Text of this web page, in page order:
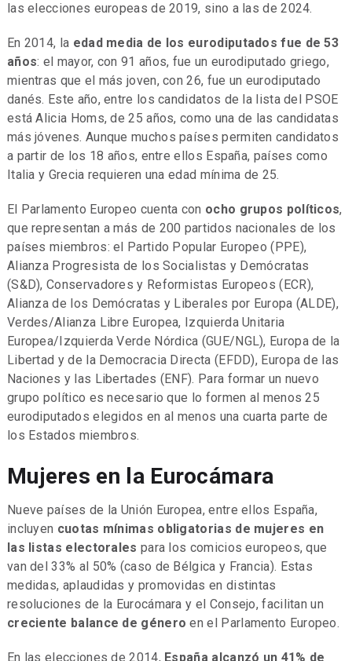
las elecciones europeas de 2019, sino a las de 2024.
En 2014, la edad media de los eurodiputados fue de 53
años: el mayor, con 91 años, fue un eurodiputado griego,
mientras que el más joven, con 26, fue un eurodiputado
danés. Este año, entre los candidatos de la lista del PSOE
está Alicia Homs, de 25 años, como una de las candidatas
más jóvenes. Aunque muchos países permiten candidatos
a partir de los 18 años, entre ellos España, países como
Italia y Grecia requieren una edad mínima de 25.
El Parlamento Europeo cuenta con ocho grupos políticos,
que representan a más de 200 partidos nacionales de los
países miembros: el Partido Popular Europeo (PPE),
Alianza Progresista de los Socialistas y Demócratas
(S&D), Conservadores y Reformistas Europeos (ECR),
Alianza de los Demócratas y Liberales por Europa (ALDE),
Verdes/Alianza Libre Europea, Izquierda Unitaria
Europea/Izquierda Verde Nórdica (GUE/NGL), Europa de la
Libertad y de la Democracia Directa (EFDD), Europa de las
Naciones y las Libertades (ENF). Para formar un nuevo
grupo político es necesario que lo formen al menos 25
eurodiputados elegidos en al menos una cuarta parte de
los Estados miembros.
Mujeres en la Eurocámara
Nueve países de la Unión Europea, entre ellos España,
incluyen cuotas mínimas obligatorias de mujeres en
las listas electorales para los comicios europeos, que
van del 33% al 50% (caso de Bélgica y Francia). Estas
medidas, aplaudidas y promovidas en distintas
resoluciones de la Eurocámara y el Consejo, facilitan un
creciente balance de géneroen el Parlamento Europeo.
En las elecciones de 2014, España alcanzó un 41% de